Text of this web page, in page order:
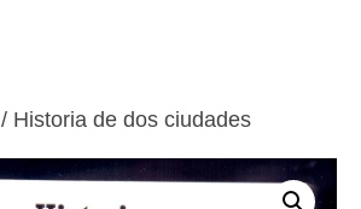
/ Historia de dos ciudades